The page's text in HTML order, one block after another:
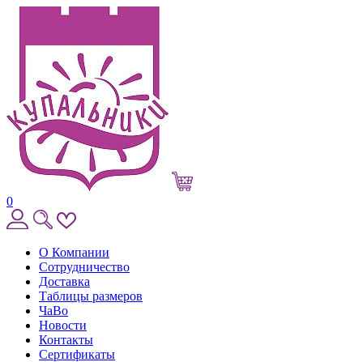
0
О Компании
Сотрудничество
Доставка
Таблицы размеров
ЧаВо
Новости
Контакты
Сертификаты